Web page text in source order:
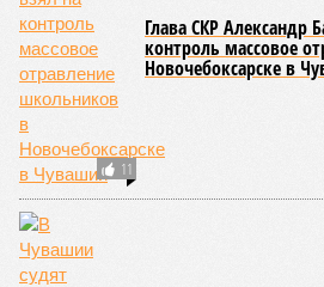
11
Глава СКР Александр
контроль массовое
Новочебоксарске в